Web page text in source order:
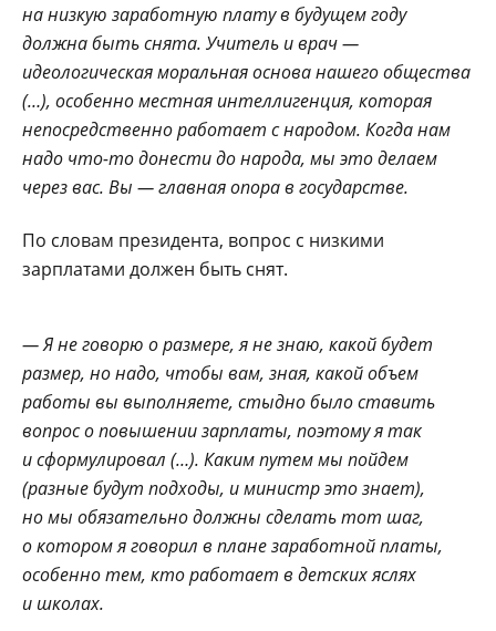
на низкую заработную плату в будущем году
должна быть снята. Учитель и врач —
идеологическая моральная основа нашего общества
(…), особенно местная интеллигенция, которая
непосредственно работает с народом. Когда нам
надо что-то донести до народа, мы это делаем
через вас. Вы — главная опора в государстве.
По словам президента, вопрос с низкими
зарплатами должен быть снят.
— Я не говорю о размере, я не знаю, какой будет
размер, но надо, чтобы вам, зная, какой объем
работы вы выполняете, стыдно было ставить
вопрос о повышении зарплаты, поэтому я так
и сформулировал (…). Каким путем мы пойдем
(разные будут подходы, и министр это знает),
но мы обязательно должны сделать тот шаг,
о котором я говорил в плане заработной платы,
особенно тем, кто работает в детских яслях
и школах.